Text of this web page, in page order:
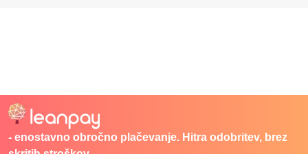
- enostavno obročno plačevanje. Hitra odobritev, brez